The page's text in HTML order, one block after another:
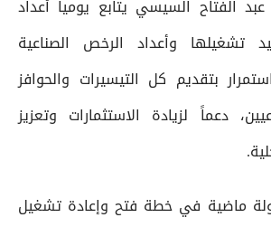
الفتاح السيسي يتابع يومياً أعداد
تشغيلها وأعداد الرخص الصناعية
بتقديم كل التيسيرات والحوافز
دعماً لزيادة الاستثمارات وتعزيز
ماضية في خطة فتح وإعادة تشغيل